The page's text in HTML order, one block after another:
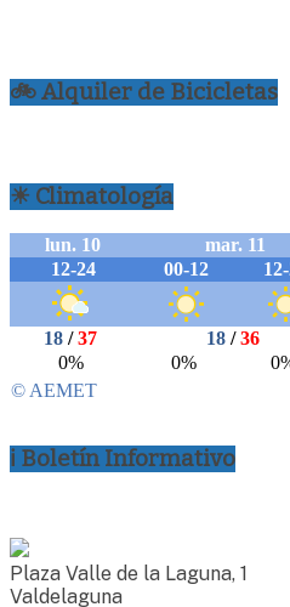
🚲 Alquiler de Bicicletas
☀ Climatología
ℹ Boletín Informativo
Plaza Valle de la Laguna, 1
Valdelaguna